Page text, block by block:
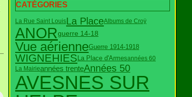
CATÉGORIES
La Rue Saint LouisLa PlaceAlbums de Croÿ
ANORguerre 14-18
Vue aérienneGuerre 1914-1918
WIGNEHIES La Place d'Armesannées 60
La Mairieannées trenteAnnées 50
AVESNES SUR